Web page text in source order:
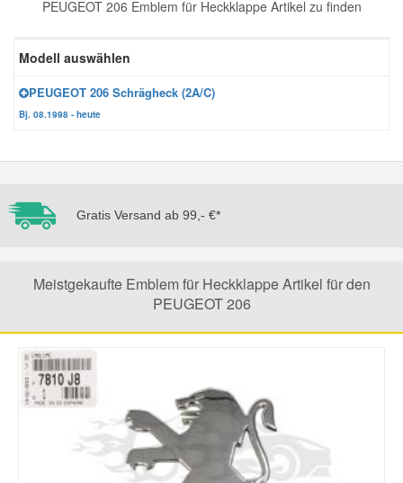
PEUGEOT 206 Emblem für Heckklappe Artikel zu finden
Modell auswählen
PEUGEOT 206 Schrägheck (2A/C)
Bj. 08.1998 - heute
Gratis Versand ab 99,- €*
Meistgekaufte Emblem für Heckklappe Artikel für den
PEUGEOT 206
Zündanlage und Glühanlage
Jeep Ersatzteile
Kia Ersatzteile
Lancia Ersatzteile
Mazda Ersatzteile